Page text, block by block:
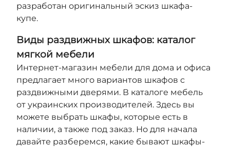
разработан оригинальный эскиз шкафа-
купе.
Виды раздвижных шкафов: каталог
мягкой мебели
Интернет-магазин мебели для дома и офиса
предлагает много вариантов шкафов с
раздвижными дверями. В каталоге мебель
от украинских производителей. Здесь вы
можете выбрать шкафы, которые есть в
наличии, а также под заказ. Но для начала
давайте разберемся, какие бывают шкафы-